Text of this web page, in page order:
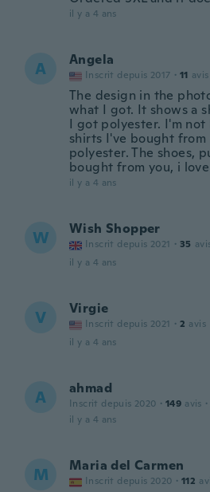
il y a 4 ans
A Angela
Inscrit depuis 2017 · 11 avis
The design in the
what I got. It shows a
I got polyester. I'm not
shirts I've bought
polyester. The shoes,
bought from you, i
il y a 4 ans
W Wish Shopper
Inscrit depuis 2021 · 35
il y a 4 ans
V Virgie
Inscrit depuis 2021 · 2 avis
il y a 4 ans
A ahmad
Inscrit depuis 2020 · 149 avis ·
il y a 4 ans
M Maria del Carmen
Inscrit depuis 2020 · 112